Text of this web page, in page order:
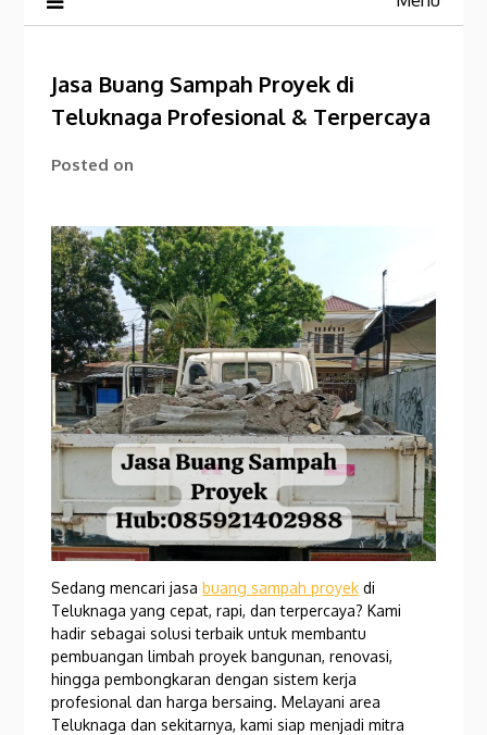
Jasa Buang Sampah Proyek di
Teluknaga Profesional & Terpercaya
Posted on
Sedang mencari jasabuang sampah proyek di
Teluknaga yang cepat, rapi, dan terpercaya? Kami
hadir sebagai solusi terbaik untuk membantu
pembuangan limbah proyek bangunan, renovasi,
hingga pembongkaran dengan sistem kerja
profesional dan harga bersaing. Melayani area
Teluknaga dan sekitarnya, kami siap menjadi mitra